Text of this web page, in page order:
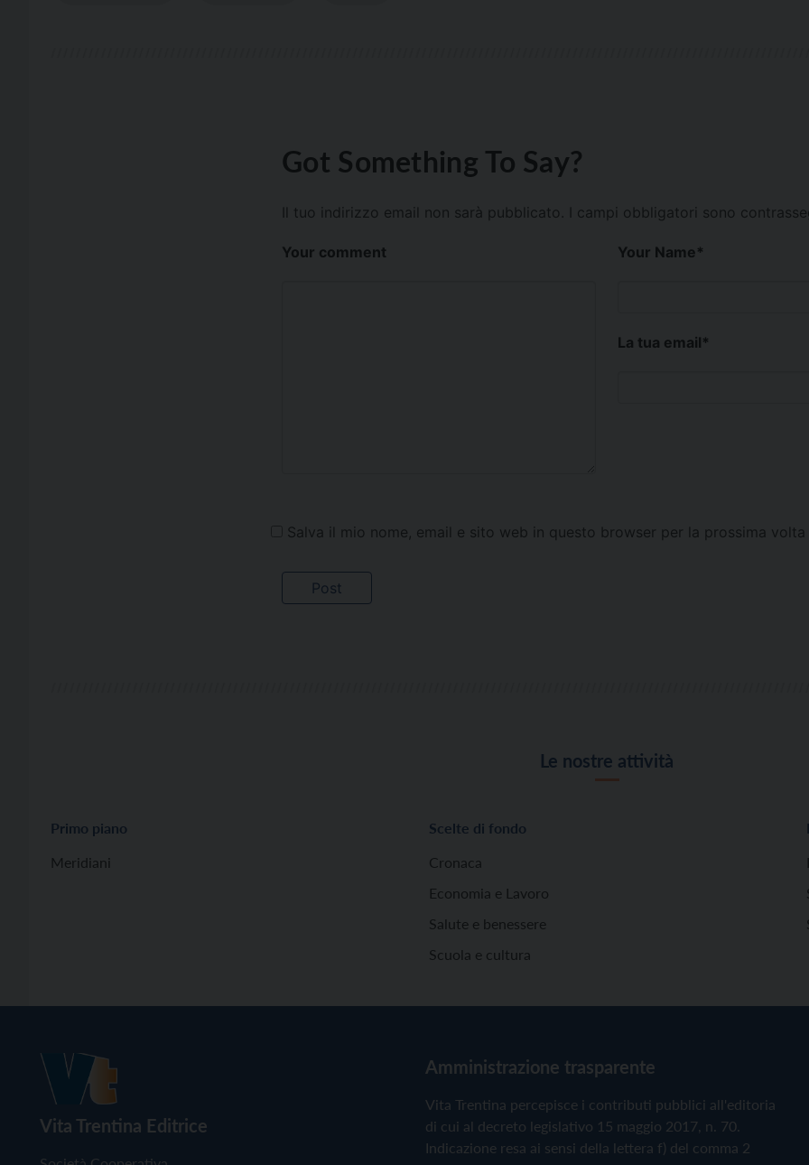
Got Something To Say?
Il tuo indirizzo email non sarà pubblicato. I campi obbligatori sono
Your comment Your Name*
La tua email*
Salva il mio nome, email e sito web in questo browser per la prossima volta
Le nostre attività
Primo piano
Meridiani
Scelte di fondo
Cronaca
Economia e Lavoro
Salute e benessere
Scuola e cultura
Vita Trentina Editrice
Amministrazione trasparente
Vita Trentina percepisce i contributi pubblici all'editoria
di cui al decreto legislativo 15 maggio 2017, n. 70.
Indicazione resa ai sensi della lettera f) del comma 2